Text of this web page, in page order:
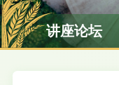
讲座论坛